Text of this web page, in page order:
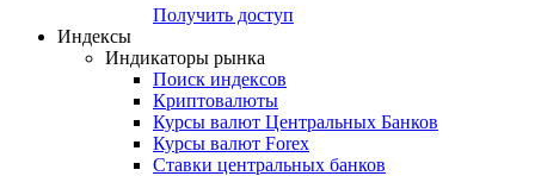
Получить доступ
Индексы
Индикаторы рынка
Поиск индексов
Криптовалюты
Курсы валют Центральных Банков
Курсы валют Forex
Ставки центральных банков